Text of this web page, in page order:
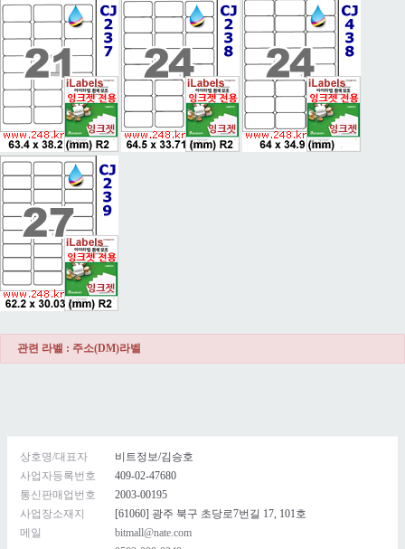
관련 라벨 : 주소(DM)라벨
상호명/대표자
비트정보/김승호
사업자등록번호
409-02-47680
통신판매업번호
2003-00195
사업장소재지
[61060] 광주 북구 초당로7번길 17, 101호
메일
bitmall@nate.com